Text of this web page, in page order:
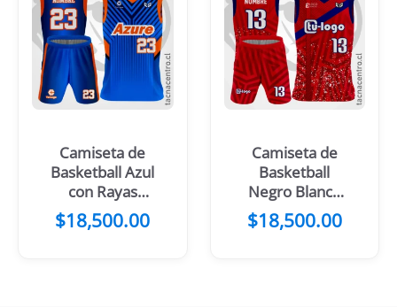
Camiseta de
Basketball Azul
con Rayas
Turquesa
$18,500.00
Camiseta de
Basketball
Negro Blanco
mangas
Amarillas
$18,500.00